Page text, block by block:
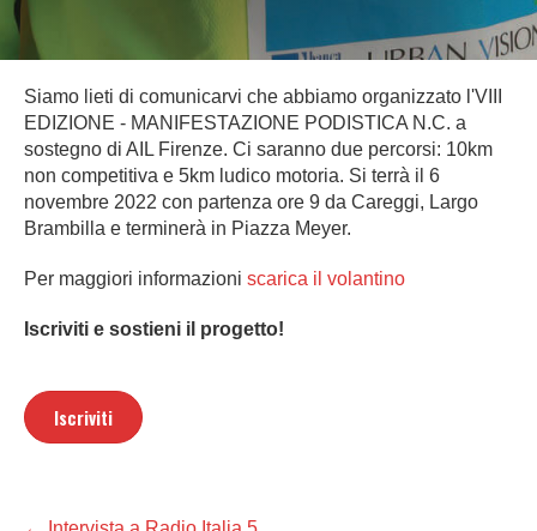
Siamo lieti di comunicarvi che abbiamo organizzato l'VIII
EDIZIONE - MANIFESTAZIONE PODISTICA N.C. a
sostegno di AIL Firenze. Ci saranno due percorsi: 10km
non competitiva e 5km ludico motoria. Si terrà il 6
novembre 2022 con partenza ore 9 da Careggi, Largo
Brambilla e terminerà in Piazza Meyer.
Per maggiori informazioni scarica il volantino
Iscriviti e sostieni il progetto!
Iscriviti
Navigazione